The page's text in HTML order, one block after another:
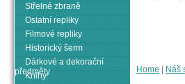
Home Náš
Střelné zbraně
Ostatní repliky
Filmové repliky
Historický šerm
Dárkové a dekorační
předměty
Knihy